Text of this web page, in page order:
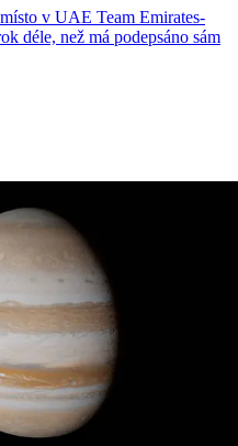
v UAE Team Emirates-
déle, než má podepsáno sám